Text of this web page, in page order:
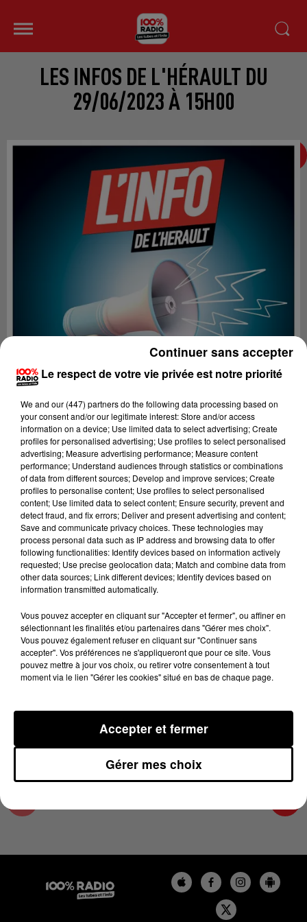
LES INFOS DE L'HÉRAULT DU
29/06/2023 À 15H00
Lecture (2 min 20 sec)
100%
100% Radio les infos de l'Hérault
29 juin 2023 - 2 min 20 sec
LES INFOS DE L'HÉRAULT DU 29/06/2023 À
15H00
Podcasts infos de l'Hérault
Le respect de votre vie privée est notre priorité
We and our (447) partnersdo the following data processing based on
your consent and/or our legitimate interest: Store and/or access
information on a device; Use limited data to select advertising; Create
profiles for personalised advertising; Use profiles to select personalised
advertising; Measure advertising performance; Measure content
performance; Understand audiences through statistics or combinations
of data from different sources; Develop and improve services; Create
profiles to personalise content; Use profiles to select personalised
content; Use limited data to select content; Ensure security, prevent and
detect fraud, and fix errors; Deliver and present advertising and content;
Save and communicate privacy choices. These technologies may
process personal data such as IP address and browsing data to offer
following functionalities: Identify devices based on information actively
requested; Use precise geolocation data; Match and combine data from
other data sources; Link different devices; Identify devices based on
information transmitted automatically.
Vous pouvez accepter en cliquant sur "Accepter et fermer", ou affiner en
sélectionnant les finalités et/ou partenaires dans "Gérer mes choix".
Vous pouvez également refuser en cliquant sur "Continuer sans
accepter". Vos préférences ne s'appliqueront que pour ce site. Vous
pouvez mettre à jour vos choix, ou retirer votre consentement à tout
moment via le lien "Gérer les cookies" situé en bas de chaque page.
Gérer mes choix
Accepter et fermer
Continuer sans accepter